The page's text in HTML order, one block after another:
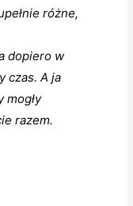
różne,
dopiero w
czas. A ja
mogły
razem.